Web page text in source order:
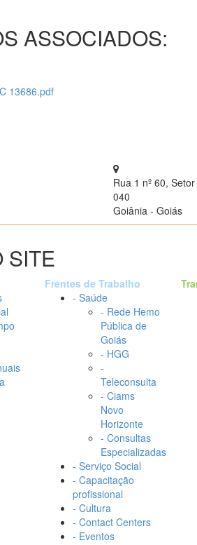
ASSOCIADOS:
13686.pdf
Rua 1 nº 60,
040
Goiânia - Goiás
SITE
Frentes de Trabalho
- Saúde
- Rede Hemo
Pública de
Goiás
- HGG
-
Teleconsulta
- Ciams
Novo
Horizonte
- Consultas
Especializadas
- Serviço Social
- Capacitação
profissional
- Cultura
- Contact Centers
- Eventos